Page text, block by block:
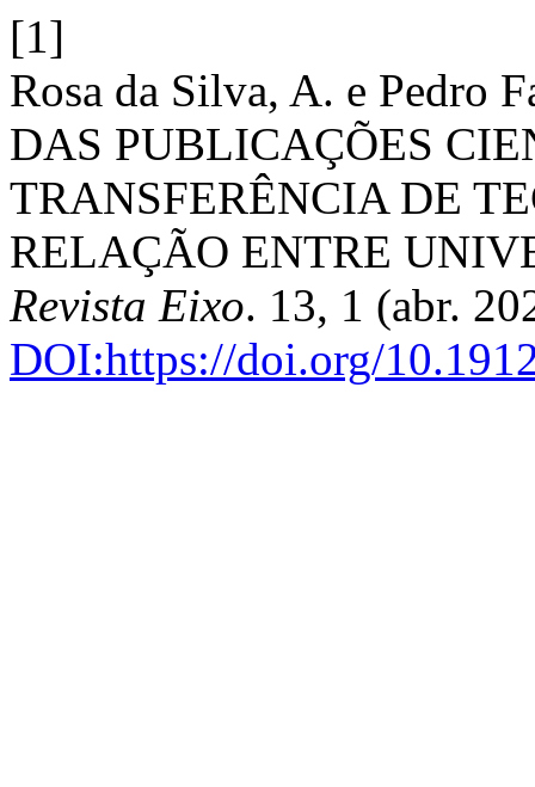
[1]
Rosa da Silva, A. e Pedro
DAS PUBLICAÇÕES
TRANSFERÊNCIA DE
RELAÇÃO ENTRE
Revista Eixo. 13, 1 (abr.
DOI:https://doi.org/